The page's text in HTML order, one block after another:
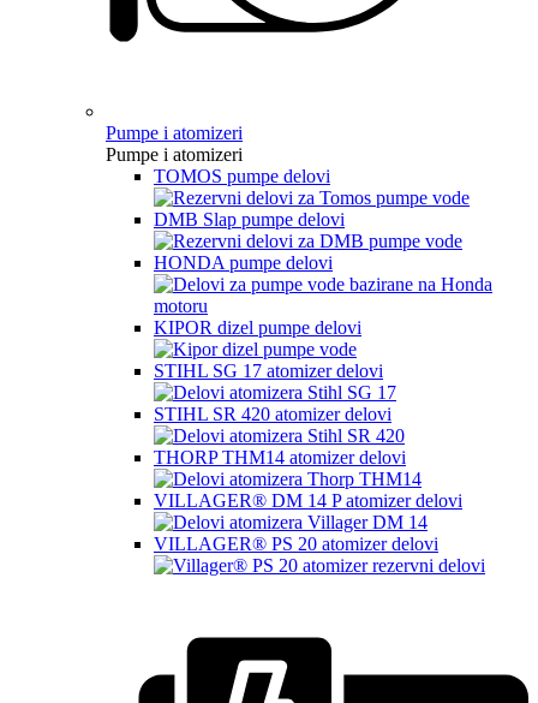
Pumpe i atomizeri
Pumpe i atomizeri
TOMOS pumpe delovi
DMB Slap pumpe delovi
HONDA pumpe delovi
KIPOR dizel pumpe delovi
STIHL SG 17 atomizer delovi
STIHL SR 420 atomizer delovi
THORP THM14 atomizer delovi
VILLAGER® DM 14 P atomizer delovi
VILLAGER® PS 20 atomizer delovi